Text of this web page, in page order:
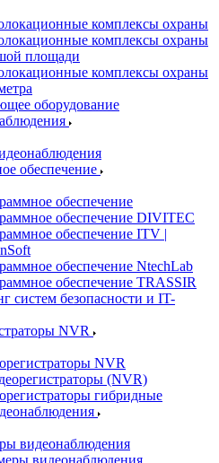
комплексы охраны
комплексы охраны
площади
комплексы охраны
оборудование
обеспечение
обеспечение
обеспечение DIVITEC
обеспечение ITV |
обеспечение NtechLab
обеспечение TRASSIR
систем безопасности и IT-
NVR
NVR
(NVR)
гибридные
видеонаблюдения
видеонаблюдения